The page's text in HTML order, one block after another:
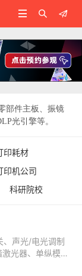



部件主板、振镜
光引擎等。
印耗材
印机公司
科研院校
声光/电光调制
光器、单纵模激